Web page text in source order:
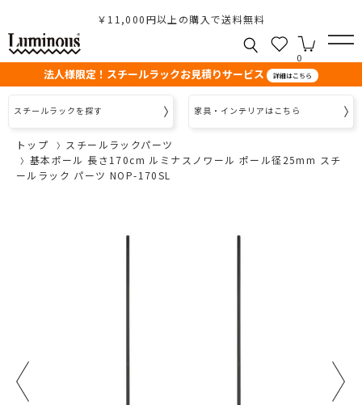
￥11,000円以上の購入で送料無料
0
法人様限定！スチールラックお見積りサービス 詳細はこちら
スチールラックを探す 家具・インテリアはこちら
トップ
スチールラックパーツ
基本ポール 長さ170cm ルミナスノワール ポール径25mm スチ
ールラック パーツ NOP-170SL